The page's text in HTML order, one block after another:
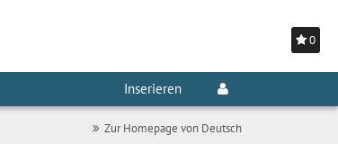
0
Inserieren
Zur Homepage von Deutsch